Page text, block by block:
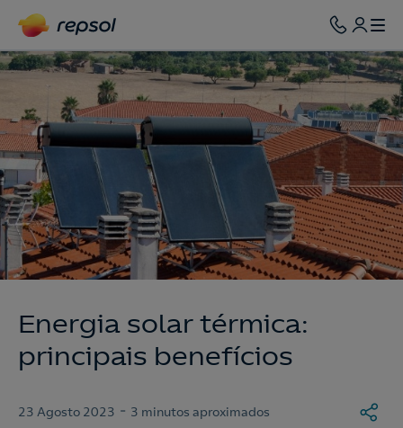
Energia solar térmica:
principais benefícios
23 Agosto 2023 - 3 minutos aproximados